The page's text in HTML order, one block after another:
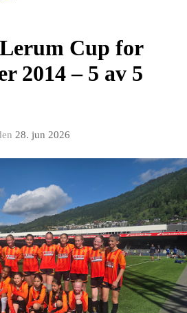
Cup for
2014 – 5 av 5
28. jun 2026